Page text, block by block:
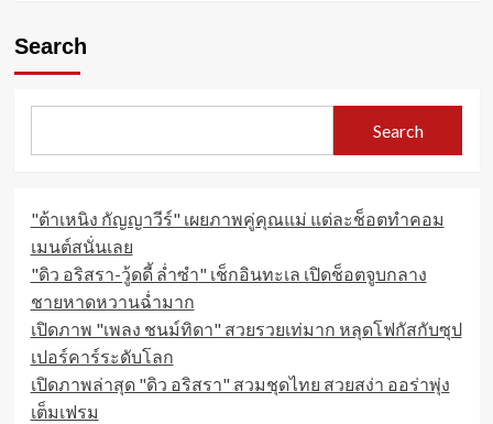
Search
Search
"ต้าเหนิง กัญญาวีร์" เผยภาพคู่คุณแม่ แต่ละช็อตทำคอม
เมนต์สนั่นเลย
"ดิว อริสรา-วู้ดดี้ ล่ำซำ" เช็กอินทะเล เปิดช็อตจูบกลาง
ชายหาดหวานฉ่ำมาก
เปิดภาพ "เพลง ชนม์ทิดา" สวยรวยเท่มาก หลุดโฟกัสกับซุป
เปอร์คาร์ระดับโลก
เปิดภาพล่าสุด "ดิว อริสรา" สวมชุดไทย สวยสง่า ออร่าพุ่ง
เต็มเฟรม